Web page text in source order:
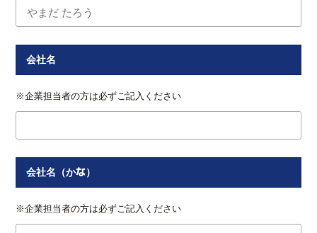
会社名
※企業担当者の方は必ずご記入ください
会社名（かな）
※企業担当者の方は必ずご記入ください